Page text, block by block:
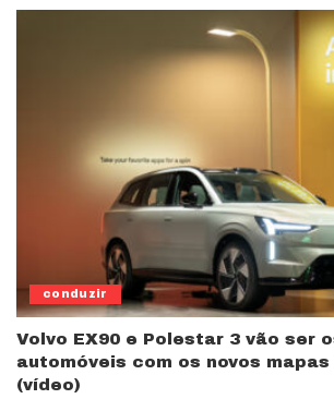
conduzir
Volvo EX90 e Polestar 3 vão ser
automóveis com os novos mapas
(vídeo)